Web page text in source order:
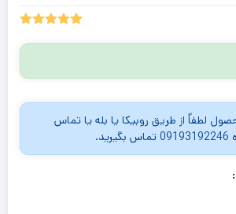
5.00
از 5
لطفاٌ از طریق روبیکا یا بله یا تماس